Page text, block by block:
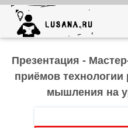
Презентация -
приёмов технологии
мышления на